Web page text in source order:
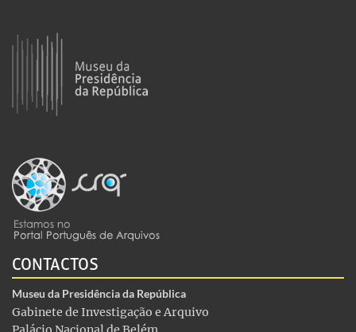
CONTACTOS
Museu da Presidência da República
Gabinete de Investigação e Arquivo